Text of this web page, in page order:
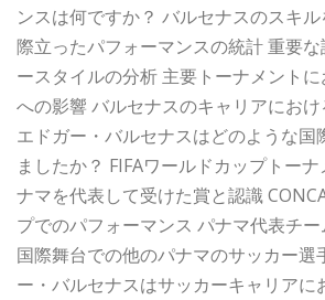
ンスは何ですか？ バルセナスのスキ
際立ったパフォーマンスの統計 重要
ースタイルの分析 主要トーナメント
への影響 バルセナスのキャリアにお
エドガー・バルセナスはどのような国
ましたか？ FIFAワールドカップトー
ナマを代表して受けた賞と認識
プでのパフォーマンス パナマ代表チ
国際舞台での他のパナマのサッカー選
ー・バルセナスはサッカーキャリアに